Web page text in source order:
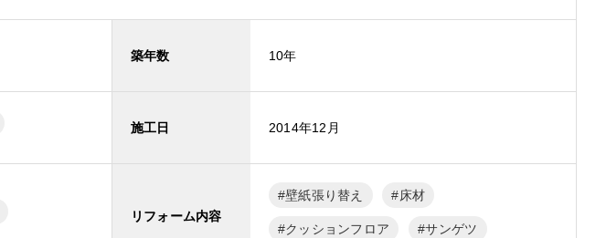
築年数 10年
施工日 2014年12月
リフォーム内容
壁紙張り替え 床材
クッションフロア サンゲツ